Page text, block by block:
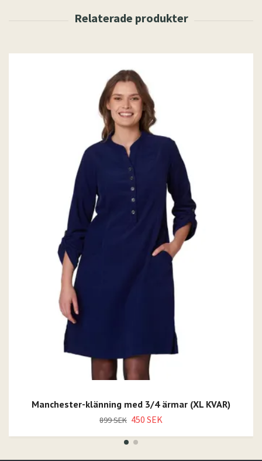
Manchester-klänning med 3/4 ärmar (XL KVAR)
899 SEK 450 SEK